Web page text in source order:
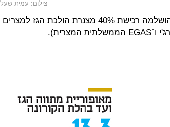
צילום: עמית שעל
נמכרה תמורת 1.65 מיליארד שקל; הושלמה רכישת 40% מצנרת הולכת הגז למצרים